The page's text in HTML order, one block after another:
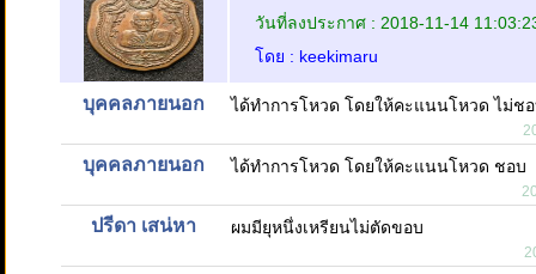
วันที่ลงประกาศ : 2018-11-14
โดย : keekimaru
บุคคลภายนอก ได้ทำการโหวด โดยให้คะแนนโหวด ไม่ช
บุคคลภายนอก ได้ทำการโหวด โดยให้คะแนนโหวด ชอบ
ปรีดา เสน่หา ผมมียุหนึ่งเหรียนไม่ตัดขอบ